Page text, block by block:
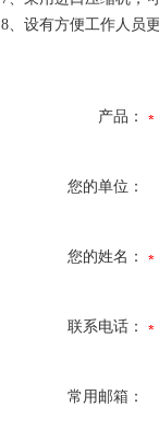
8、设有方便工作人员
产品：
您的单位：
您的姓名：
联系电话：
常用邮箱：